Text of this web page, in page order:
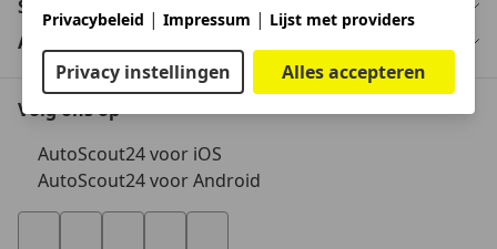
Service
Autobedrijf
Volg ons op
AutoScout24 voor iOS
AutoScout24 voor Android
informatie verzonden naar dealers waarmee u
door de aanbieders gebruikt om informatie die u
verstrekt bij het indienen van
financieringsaanvragen gedurende 30 dagen op te
slaan en deze binnen deze periode automatisch te
te vullen. Zonder het gebruik van dergelijke
cookies/tools kunnen dergelijke uitgebreide functies
Privacybeleid | Impressum | Lijst met providers
Privacy instellingen Alles accepteren